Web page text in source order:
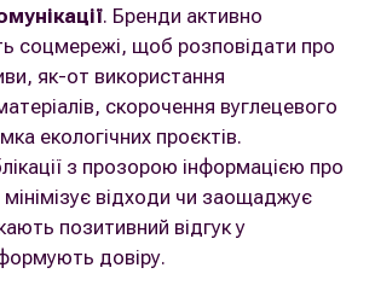
. Бренди активно
соцмережі, щоб розповідати про
як-от використання
скорочення вуглецевого
екологічних проєктів.
з прозорою інформацією про
мінімізує відходи чи заощаджує
позитивний відгук у
довіру.